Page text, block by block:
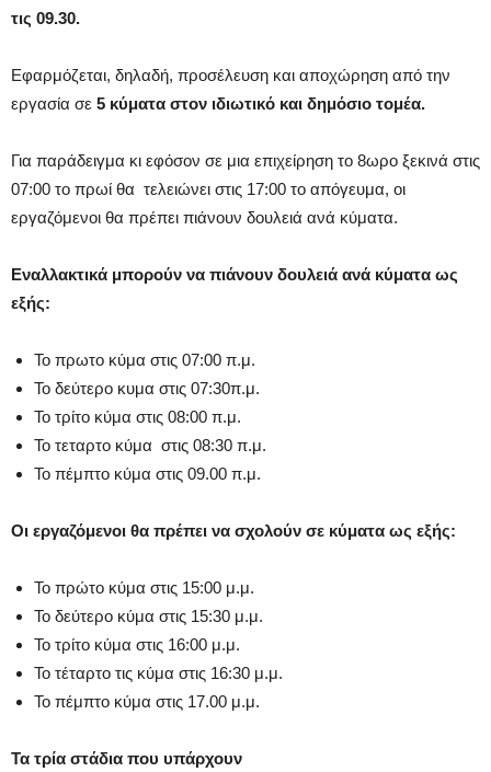
τις 09.30.
Εφαρμόζεται, δηλαδή, προσέλευση και αποχώρηση από την
εργασία σε 5 κύματα στον ιδιωτικό και δημόσιο τομέα.
Για παράδειγμα κι εφόσον σε μια επιχείρηση το 8ωρο ξεκινά στις
07:00 το πρωί θα τελειώνει στις 17:00 το απόγευμα, οι
εργαζόμενοι θα πρέπει πιάνουν δουλειά ανά κύματα.
Εναλλακτικά μπορούν να πιάνουν δουλειά ανά κύματα ως
εξής:
Το πρωτο κύμα στις 07:00 π.μ.
Το δεύτερο κυμα στις 07:30π.μ.
Το τρίτο κύμα στις 08:00 π.μ.
Το τεταρτο κύμα στις 08:30 π.μ.
Το πέμπτο κύμα στις 09.00 π.μ.
Οι εργαζόμενοι θα πρέπει να σχολούν σε κύματα ως εξής:
Το πρώτο κύμα στις 15:00 μ.μ.
Το δεύτερο κύμα στις 15:30 μ.μ.
Το τρίτο κύμα στις 16:00 μ.μ.
Το τέταρτο τις κύμα στις 16:30 μ.μ.
Το πέμπτο κύμα στις 17.00 μ.μ.
Τα τρία στάδια που υπάρχουν